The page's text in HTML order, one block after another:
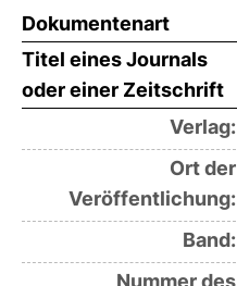
Dokumentenart
Titel eines Journals
oder einer Zeitschrift
Verlag:
Ort der
Veröffentlichung:
Band:
Nummer des